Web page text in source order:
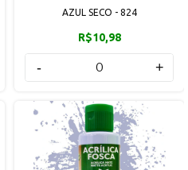
AZUL SECO - 824
R$10,98
- +